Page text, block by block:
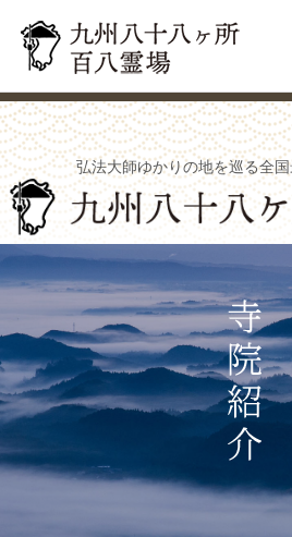
弘法大師ゆかりの地を巡る全